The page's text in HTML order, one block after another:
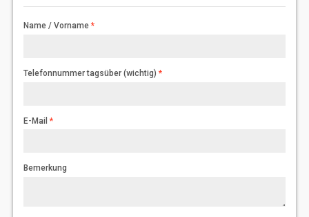
Name / Vorname
Telefonnummer tagsüber (wichtig)
E-Mail
Bemerkung